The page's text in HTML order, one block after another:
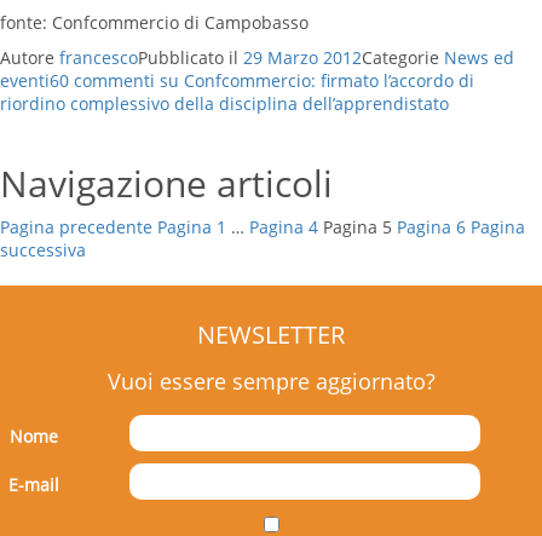
fonte: Confcommercio di Campobasso
Autore francescoPubblicato il 29 Marzo 2012Categorie News ed
eventi60 commenti su Confcommercio: firmato l’accordo di
riordino complessivo della disciplina dell’apprendistato
Navigazione articoli
Pagina precedente Pagina 1 … Pagina 4 Pagina 5 Pagina 6 Pagina
successiva
NEWSLETTER
Vuoi essere sempre aggiornato?
Nome
E-mail